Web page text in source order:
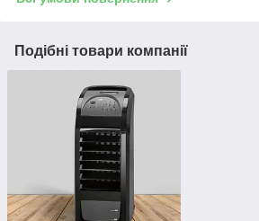
Подібні товари компанії